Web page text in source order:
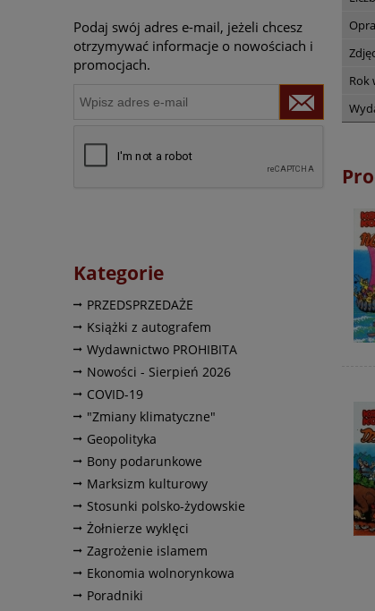
Podaj swój adres e-mail, jeżeli chcesz
otrzymywać informacje o nowościach i
promocjach.
Kategorie
PRZEDSPRZEDAŻE
Książki z autografem
Wydawnictwo PROHIBITA
Nowości - Sierpień 2026
COVID-19
"Zmiany klimatyczne"
Geopolityka
Bony podarunkowe
Marksizm kulturowy
Stosunki polsko-żydowskie
Żołnierze wyklęci
Zagrożenie islamem
Ekonomia wolnorynkowa
Poradniki
Rok